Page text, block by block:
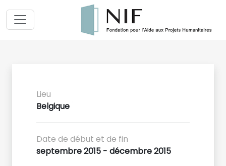
Lieu
Belgique
Date de début et de fin
septembre 2015 - décembre 2015